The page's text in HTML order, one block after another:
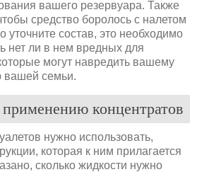
вашего резервуара. Также
средство боролось с налетом
уточните состав, это необходимо
нет ли в нем вредных для
могут навредить вашему
вашей семьи.
концентратов
нужно использовать,
которая к ним прилагается
сколько жидкости нужно